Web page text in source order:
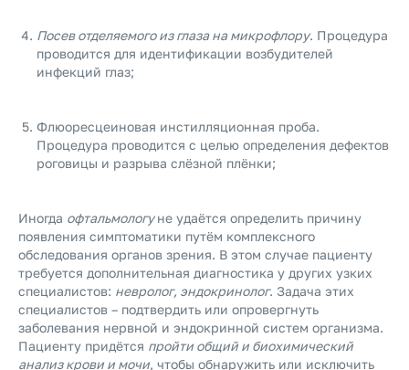
Посев отделяемого из глаза на микрофлору. Процедура
проводится для идентификации возбудителей
инфекций глаз;
Флюоресцеиновая инстилляционная проба.
Процедура проводится с целью определения дефектов
роговицы и разрыва слёзной плёнки;
Иногда офтальмологуне удаётся определить причину
появления симптоматики путём комплексного
обследования органов зрения. В этом случае пациенту
требуется дополнительная диагностика у других узких
специалистов: невролог, эндокринолог. Задача этих
специалистов – подтвердить или опровергнуть
заболевания нервной и эндокринной систем организма.
Пациенту придётся пройти общий и биохимический
анализ крови и мочи, чтобы обнаружить или исключить